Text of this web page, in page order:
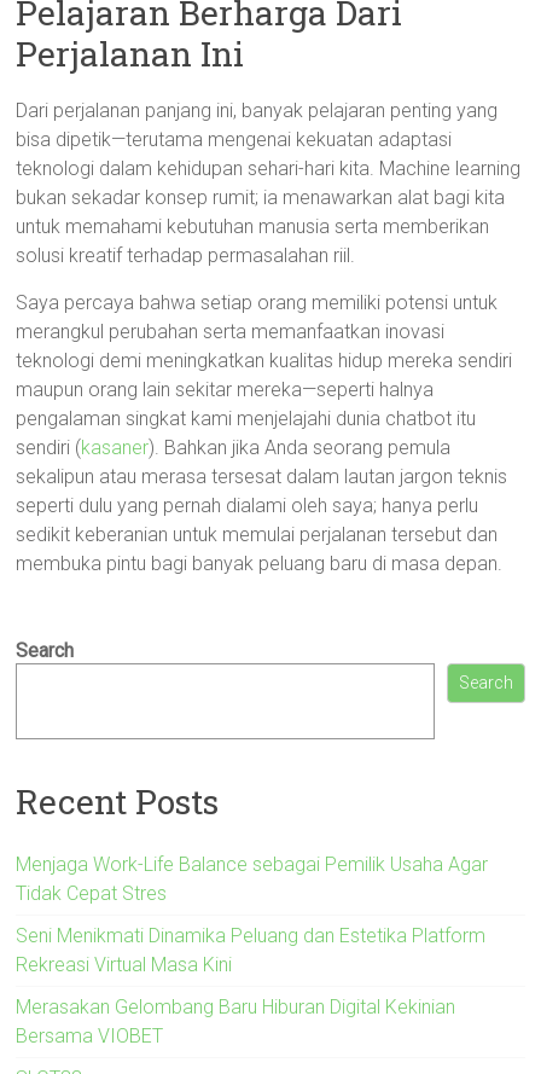
Pelajaran Berharga Dari
Perjalanan Ini
Dari perjalanan panjang ini, banyak pelajaran penting yang
bisa dipetik—terutama mengenai kekuatan adaptasi
teknologi dalam kehidupan sehari-hari kita. Machine learning
bukan sekadar konsep rumit; ia menawarkan alat bagi kita
untuk memahami kebutuhan manusia serta memberikan
solusi kreatif terhadap permasalahan riil.
Saya percaya bahwa setiap orang memiliki potensi untuk
merangkul perubahan serta memanfaatkan inovasi
teknologi demi meningkatkan kualitas hidup mereka sendiri
maupun orang lain sekitar mereka—seperti halnya
pengalaman singkat kami menjelajahi dunia chatbot itu
sendiri (kasaner). Bahkan jika Anda seorang pemula
sekalipun atau merasa tersesat dalam lautan jargon teknis
seperti dulu yang pernah dialami oleh saya; hanya perlu
sedikit keberanian untuk memulai perjalanan tersebut dan
membuka pintu bagi banyak peluang baru di masa depan.
Search
Search
Recent Posts
Menjaga Work-Life Balance sebagai Pemilik Usaha Agar
Tidak Cepat Stres
Seni Menikmati Dinamika Peluang dan Estetika Platform
Rekreasi Virtual Masa Kini
Merasakan Gelombang Baru Hiburan Digital Kekinian
Bersama VIOBET